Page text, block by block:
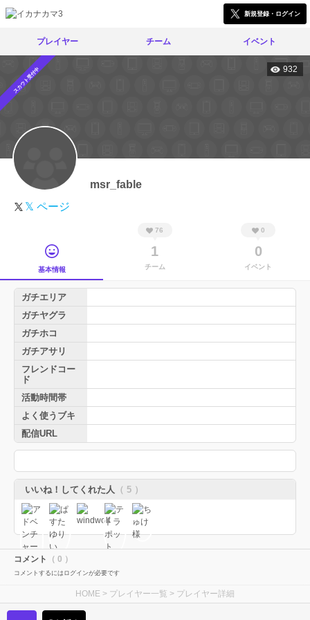
新規登録・ログイン
プレイヤー チーム イベント
スカウト受付中 932
msr_fable
𝕏 ページ
基本情報
76
1
チーム
0
0
イベント
ガチエリア
ガチヤグラ
ガチホコ
ガチアサリ
フレンドコー
ド
活動時間帯
よく使うブキ
配信URL
いいね！してくれた人 （ 5 ）
コメント （ 0 ）
コメントするにはログインが必要です
HOME > プレイヤー一覧 > プレイヤー詳細